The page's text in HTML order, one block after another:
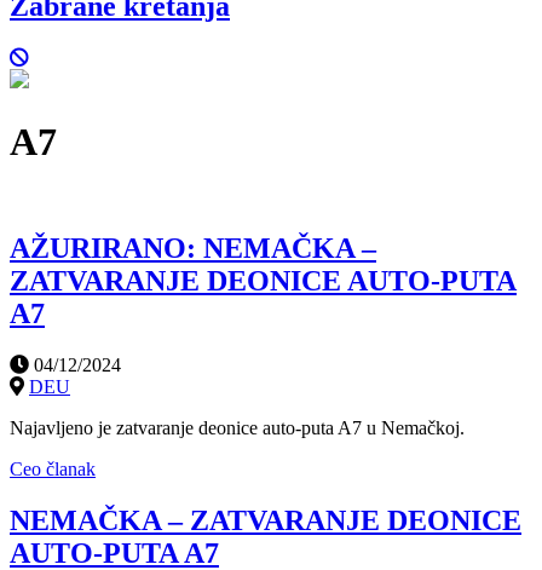
Zabrane kretanja
A7
AŽURIRANO: NEMAČKA –
ZATVARANJE DEONICE AUTO-PUTA
A7
04/12/2024
DEU
Najavljeno je zatvaranje deonice auto-puta A7 u Nemačkoj.
Ceo članak
NEMAČKA – ZATVARANJE DEONICE
AUTO-PUTA A7